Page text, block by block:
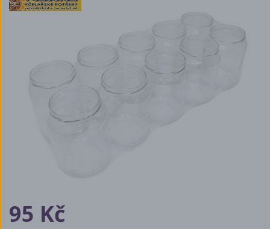
95 Kč